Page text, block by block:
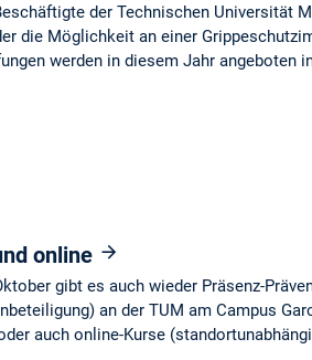
der Technischen Universität
die Möglichkeit an einer
werden in diesem Jahr angeboten
online
gibt es auch wieder Präsenz-
an der TUM am Campus
auch online-Kurse